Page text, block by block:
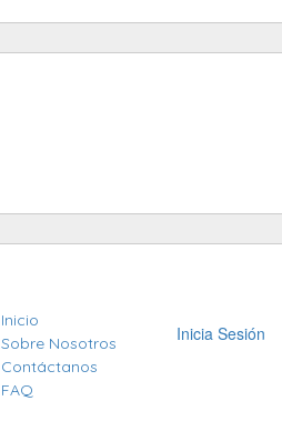
Inicia Sesión
Inicio
Sobre Nosotros
Contáctanos
FAQ